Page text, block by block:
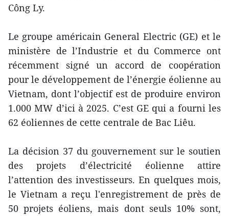
Công Ly.
Le groupe américain General Electric (GE) et le
ministère de l’Industrie et du Commerce ont
récemment signé un accord de coopération
pour le développement de l’énergie éolienne au
Vietnam, dont l’objectif est de produire environ
1.000 MW d’ici à 2025. C’est GE qui a fourni les
62 éoliennes de cette centrale de Bac Liêu.
La décision 37 du gouvernement sur le soutien
des projets d’électricité éolienne attire
l’attention des investisseurs. En quelques mois,
le Vietnam a reçu l'enregistrement de près de
50 projets éoliens, mais dont seuls 10% sont,